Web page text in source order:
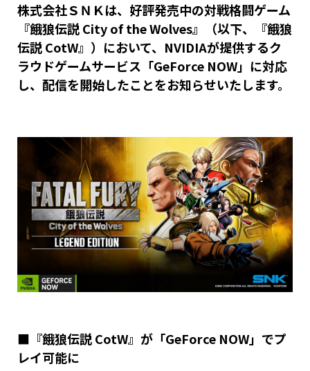
株式会社ＳＮＫは、好評発売中の対戦格闘ゲーム
『餓狼伝説 City of the Wolves』（以下、『餓狼
伝説 CotW』）において、NVIDIAが提供するク
ラウドゲームサービス「GeForce NOW」に対応
し、配信を開始したことをお知らせいたします。
■『餓狼伝説 CotW』が「GeForce NOW」でプ
レイ可能に